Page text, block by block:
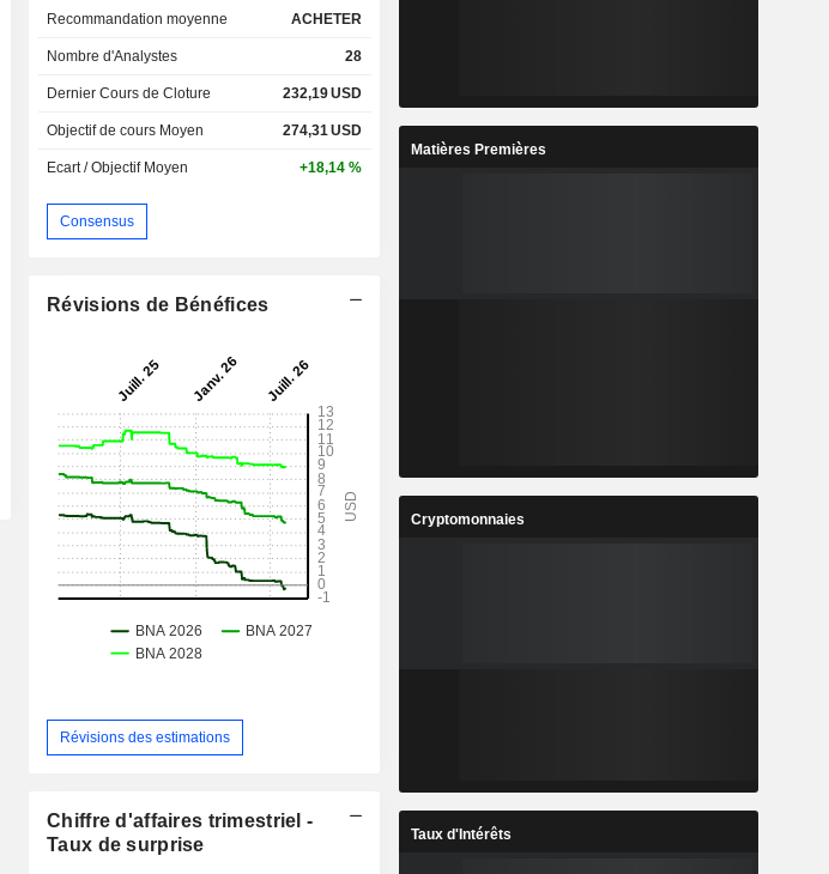
Recommandation moyenne ACHETER
Nombre d'Analystes 28
Dernier Cours de Cloture 232,19USD
Objectif de cours Moyen 274,31USD
Ecart / Objectif Moyen +18,14 %
Consensus
Révisions de Bénéfices
Révisions des estimations
Chiffre d'affaires trimestriel -
Taux de surprise
Matières Premières
Cryptomonnaies
Taux d'Intérêts